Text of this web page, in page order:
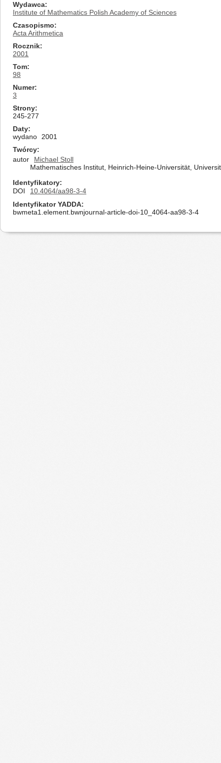
Wydawca
Institute of Mathematics Polish Academy of Sciences
Czasopismo
Acta Arithmetica
Rocznik
2001
Tom
98
Numer
3
Strony
245-277
Daty
wydano
2001
Twórcy
autor
Michael Stoll
Mathematisches Institut, Heinrich-Heine-Universität,
Identyfikatory
DOI
10.4064/aa98-3-4
Identyfikator YADDA
bwmeta1.element.bwnjournal-article-doi-10_4064-aa98-3-4